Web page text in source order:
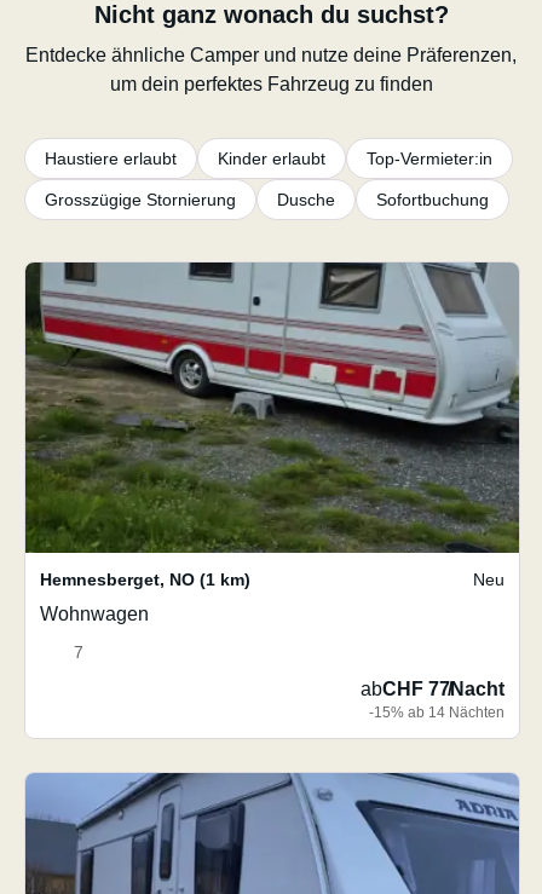
Nicht ganz wonach du suchst?
Entdecke ähnliche Camper und nutze deine Präferenzen,
um dein perfektes Fahrzeug zu finden
Haustiere erlaubt Kinder erlaubt Top-Vermieter:in
Grosszügige Stornierung Dusche Sofortbuchung
Hemnesberget, NO (1 km) Neu
Wohnwagen
7
abCHF 77/Nacht
-15% ab 14 Nächten